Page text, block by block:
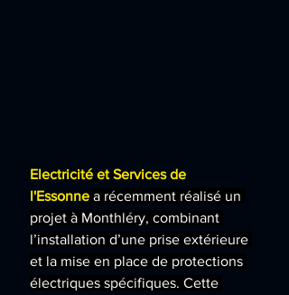
Electricité et Services de
l'Essonne a récemment réalisé un
projet à Monthléry, combinant
l’installation d’une prise extérieure
et la mise en place de protections
électriques spécifiques. Cette